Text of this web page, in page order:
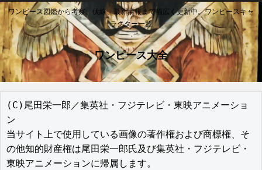
ワンピース図鑑から考察、伏線、最新情報まで幅広く更新中。ワンピースキャ
ラクター一覧
ワンピース大全
(C)尾田栄一郎／集英社・フジテレビ・東映アニメーショ
ン
当サイト上で使用している画像の著作権および商標権、そ
の他知的財産権は尾田栄一郎氏及び集英社・フジテレビ・
東映アニメーションに帰属します。